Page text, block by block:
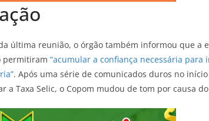
última reunião, o órgão também informou que a
permitiram “acumular a confiança necessária
. Após uma série de comunicados duros no
a Taxa Selic, o Copom mudou de tom por causa